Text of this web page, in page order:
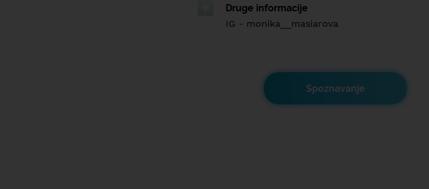
Druge informacije
IG - monika__masiarova
Spoznavanje